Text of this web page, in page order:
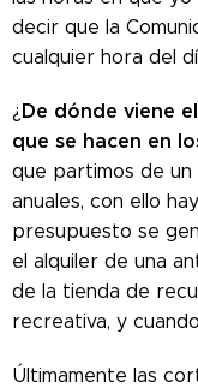
decir que la
cualquier hora del
¿ De dónde viene
que se hacen en
que partimos de
anuales, con ello
presupuesto se
el alquiler de una
de la tienda de
recreativa, y
Últimamente las